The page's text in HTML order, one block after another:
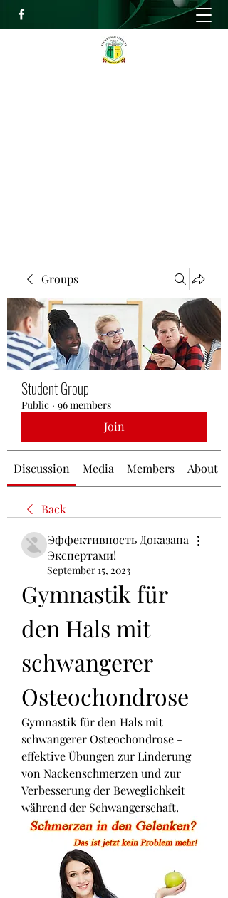
Groups
Student Group
Public · 96 members
Join
Discussion Media Members About
Back
Эффективность Доказана
Экспертами!
September 15, 2023
Gymnastik für
den Hals mit
schwangerer
Osteochondrose
Gymnastik für den Hals mit
schwangerer Osteochondrose -
effektive Übungen zur Linderung
von Nackenschmerzen und zur
Verbesserung der Beweglichkeit
während der Schwangerschaft.